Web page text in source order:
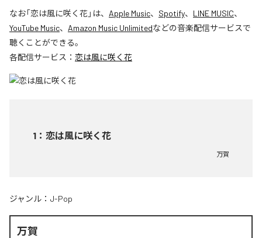
なお「恋は風に咲く花」は、 Apple Music、 Spotify、 LINE MUSIC、
YouTube Music、 Amazon Music Unlimitedなどの音楽配信サービスで
聴くことができる。
各配信サービス： 恋は風に咲く花
1 ： 恋は風に咲く花
万賀
ジャンル： J-Pop
万賀